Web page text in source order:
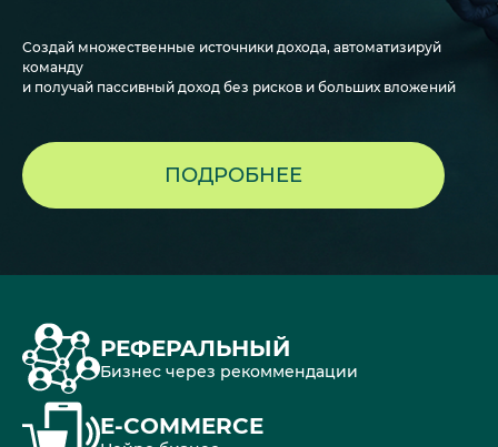
Создай множественные источники дохода, автоматизируй
команду
и получай пассивный доход без рисков и больших вложений
ПОДРОБНЕЕ
РЕФЕРАЛЬНЫЙ
Бизнес через рекоммендации
E-COMMERCE